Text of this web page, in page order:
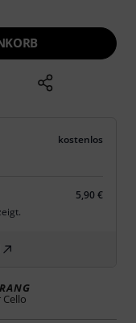
kostenlos
5,90 €
Cello